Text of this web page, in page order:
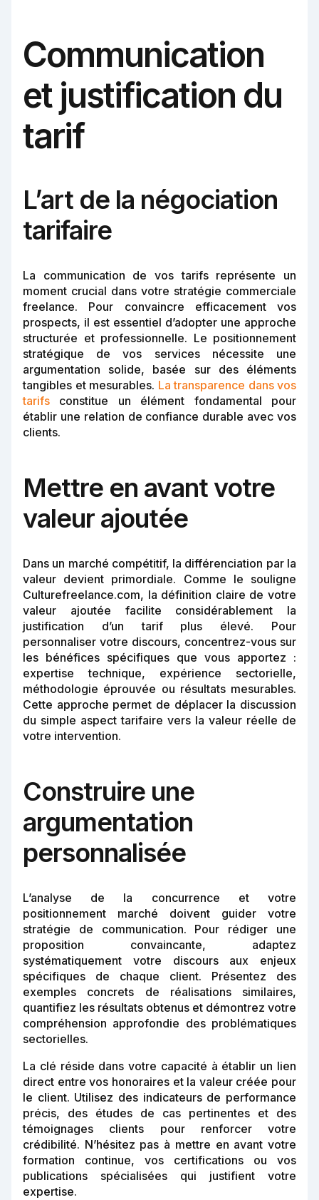
Communication
et justification du
tarif
L’art de la négociation
tarifaire
La communication de vos tarifs représente un
moment crucial dans votre stratégie commerciale
freelance. Pour convaincre efficacement vos
prospects, il est essentiel d’adopter une approche
structurée et professionnelle. Le positionnement
stratégique de vos services nécessite une
argumentation solide, basée sur des éléments
tangibles et mesurables. La transparence dans vos
tarifs constitue un élément fondamental pour
établir une relation de confiance durable avec vos
clients.
Mettre en avant votre
valeur ajoutée
Dans un marché compétitif, la différenciation par la
valeur devient primordiale. Comme le souligne
Culturefreelance.com, la définition claire de votre
valeur ajoutée facilite considérablement la
justification d’un tarif plus élevé. Pour
personnaliser votre discours, concentrez-vous sur
les bénéfices spécifiques que vous apportez :
expertise technique, expérience sectorielle,
méthodologie éprouvée ou résultats mesurables.
Cette approche permet de déplacer la discussion
du simple aspect tarifaire vers la valeur réelle de
votre intervention.
Construire une
argumentation
personnalisée
L’analyse de la concurrence et votre
positionnement marché doivent guider votre
stratégie de communication. Pour rédiger une
proposition convaincante, adaptez
systématiquement votre discours aux enjeux
spécifiques de chaque client. Présentez des
exemples concrets de réalisations similaires,
quantifiez les résultats obtenus et démontrez votre
compréhension approfondie des problématiques
sectorielles.
La clé réside dans votre capacité à établir un lien
direct entre vos honoraires et la valeur créée pour
le client. Utilisez des indicateurs de performance
précis, des études de cas pertinentes et des
témoignages clients pour renforcer votre
crédibilité. N’hésitez pas à mettre en avant votre
formation continue, vos certifications ou vos
publications spécialisées qui justifient votre
expertise.